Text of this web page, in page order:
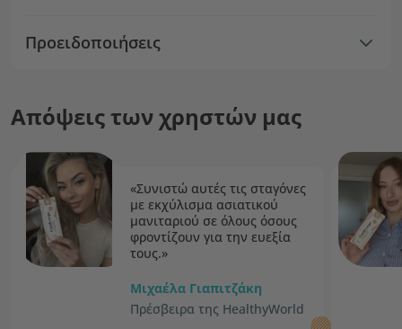
Προειδοποιήσεις
Απόψεις των χρηστών μας
«Συνιστώ αυτές τις σταγόνες
με εκχύλισμα ασιατικού
μανιταριού σε όλους όσους
φροντίζουν για την ευεξία
τους.»
Μιχαέλα Γιαπιτζάκη
Πρέσβειρα της HealthyWorld